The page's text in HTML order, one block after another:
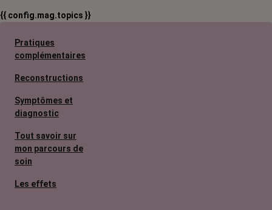
{{ config.mag.topics }}
Pratiques
complémentaires
Reconstructions
Symptômes et
diagnostic
Tout savoir sur
mon parcours de
soin
Les effets